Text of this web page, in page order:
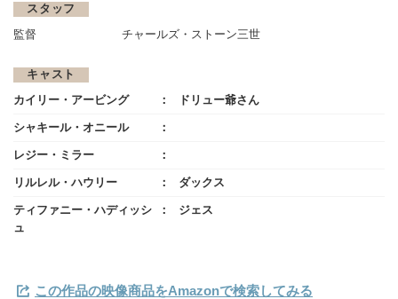
スタッフ
監督 チャールズ・ストーン三世
キャスト
カイリー・アービング ドリュー爺さん
シャキール・オニール
レジー・ミラー
リルレル・ハウリー ダックス
ティファニー・ハディッシ
ュ
ジェス
この作品の映像商品をAmazonで検索してみる